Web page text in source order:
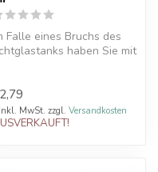
Falle eines Bruchs des
haben Sie mit
MwSt. zzgl. Versandkosten